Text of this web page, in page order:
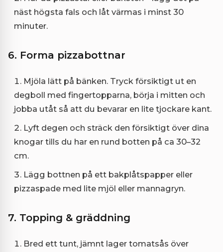
näst högsta fals och låt värmas i minst 30
minuter.
6. Forma pizzabottnar
Mjöla lätt på bänken. Tryck försiktigt ut en
degboll med fingertopparna, börja i mitten och
jobba utåt så att du bevarar en lite tjockare kant.
Lyft degen och sträck den försiktigt över dina
knogar tills du har en rund botten på ca 30–32
cm.
Lägg bottnen på ett bakplåtspapper eller
pizzaspade med lite mjöl eller mannagryn.
7. Topping & gräddning
Bred ett tunt, jämnt lager tomatsås över